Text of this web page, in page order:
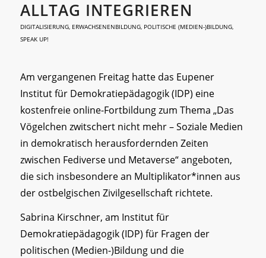
ALLTAG INTEGRIEREN
DIGITALISIERUNG, ERWACHSENENBILDUNG, POLITISCHE (MEDIEN-)BILDUNG,
SPEAK UP!
Am vergangenen Freitag hatte das Eupener
Institut für Demokratiepädagogik (IDP) eine
kostenfreie online-Fortbildung zum Thema „Das
Vögelchen zwitschert nicht mehr – Soziale Medien
in demokratisch herausfordernden Zeiten
zwischen Fediverse und Metaverse“ angeboten,
die sich insbesondere an Multiplikator*innen aus
der ostbelgischen Zivilgesellschaft richtete.
Sabrina Kirschner, am Institut für
Demokratiepädagogik (IDP) für Fragen der
politischen (Medien-)Bildung und die